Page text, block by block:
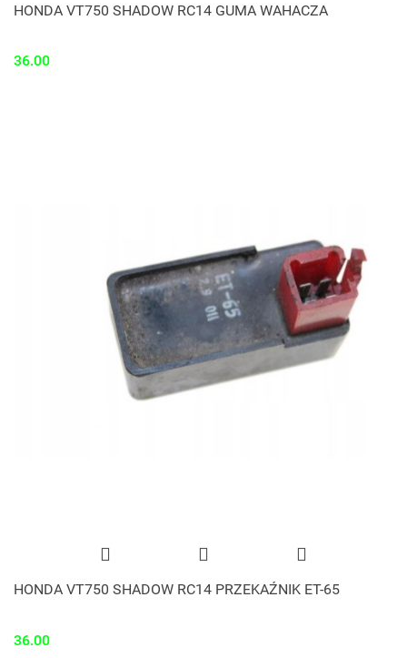
HONDA VT750 SHADOW RC14 GUMA WAHACZA
36.00
HONDA VT750 SHADOW RC14 PRZEKAŹNIK ET-65
36.00